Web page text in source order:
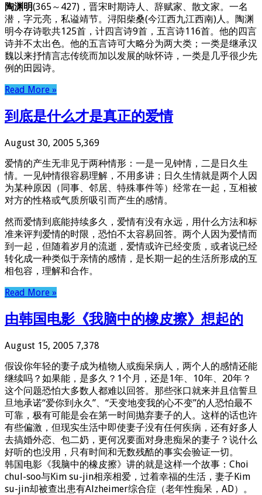
陶渊明(365～427)，晋宋时期诗人、辞赋家、散文家。一名
潜，字元亮，私谥靖节。浔阳柴桑(今江西九江西南)人。陶渊
明今存诗歌共125首，计四言诗9首，五言诗116首。他的四言
诗并不太出色。他的五言诗可大略分为两大类；一类是继承汉
魏以来抒情言志传统而加以发展的咏怀诗，一类是几乎很少先
例的田园诗。
Read More »
到底是什么才是真正的爱情
August 30, 2005 5,369
爱情的产生无非见于两种情形：一是一见钟情，二是日久生
情。一见钟情很容易理解，不用多讲；日久生情就是两个人因
为某种原因（同事、邻居、特殊事件等）经常在一起，互相被
对方的性格或气质所吸引而产生的感情。
然而爱情到底能持续多久，爱情有没有永远，用什么方法和标
准来评判爱情的时限，恐怕不太容易回答。两个人因为爱情而
到一起，但随着岁月的流逝，爱情或许已经变质，或者说已经
转化成一种类似于亲情的感情，是长期一起的生活所形成的互
相包容，理解和合作。
Read More »
由韩国电影《我脑中的橡皮擦》想起的
August 15, 2005 7,378
假设你年轻的妻子成为植物人或痴呆病人，两个人的感情还能
继续吗？如果能，是多久？1个月，还是1年、10年、20年？
这个问题恐怕大多数人都难以回答。那些张口就来并且信誓旦
旦地承诺“爱你到永久”、“天变地变我的心不变”的人恐怕最不
可靠，极有可能是会在第一时间抛弃妻子的人。这样的话也许
有些偏激，但现实生活中即使妻子没有任何疾病，还有好多人
去搞婚外恋、包二奶，更何况要面对身患痴呆的妻子？说什么
好听的也没用，只有时间和无数残酷的事实会验证一切。
韩国电影《我脑中的橡皮擦》讲的就是这样一个故事：Choi
chul-soo与Kim su-jin相亲相爱，过着幸福的生活，妻子Kim
su-jin却被查出患有Alzheimer综合症（老年性痴呆，AD）。